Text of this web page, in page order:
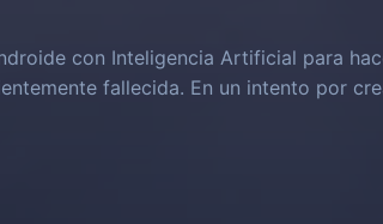
con Inteligencia Artificial para
fallecida. En un intento por